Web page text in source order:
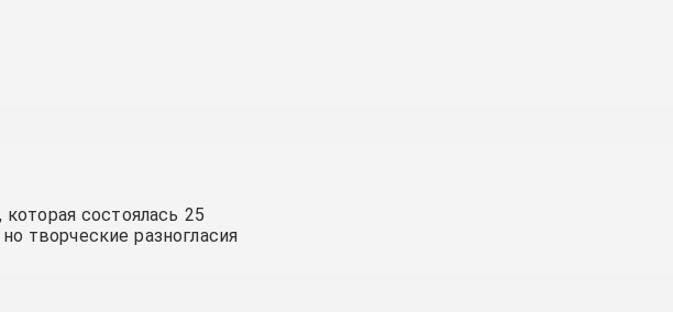
состоялась 25
но творческие разногласия